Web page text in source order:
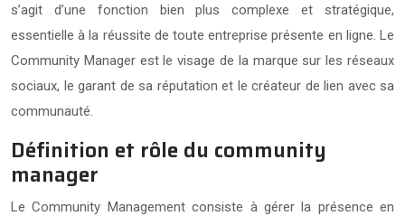
s’agit d’une fonction bien plus complexe et stratégique,
essentielle à la réussite de toute entreprise présente en ligne. Le
Community Manager est le visage de la marque sur les réseaux
sociaux, le garant de sa réputation et le créateur de lien avec sa
communauté.
Définition et rôle du community
manager
Le Community Management consiste à gérer la présence en